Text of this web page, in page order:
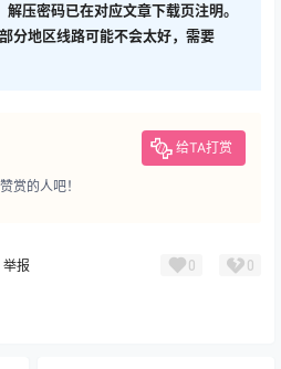
压密码已在对应文章下载页注明。
分地区线路可能不会太好，需要
给TA打赏
赏的人吧！
举报 0 0